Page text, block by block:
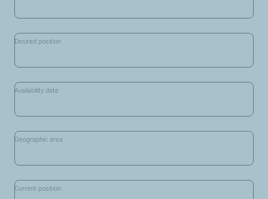
Desired position
Availability date
Geographic area
Current position